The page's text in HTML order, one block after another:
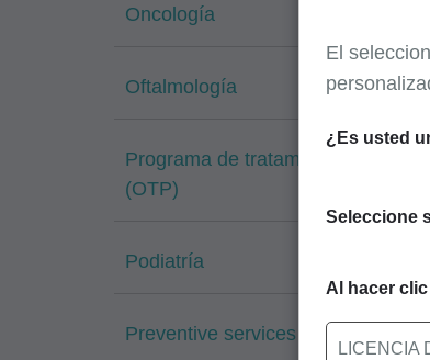
Oncología
Oftalmología
Programa de tratamiento de
(OTP)
Podiatría
Preventive services
El
¿Es usted
Seleccione
Al hacer
LICENCIA